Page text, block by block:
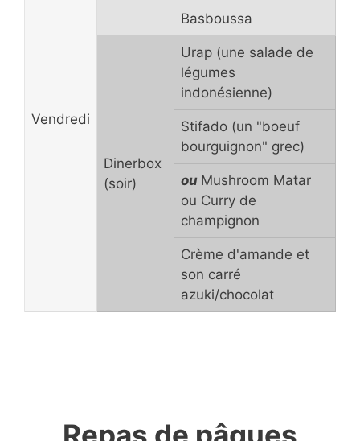
Vendredi
Basboussa
Dinerbox
(soir)
Urap (une salade de
légumes
indonésienne)
Stifado (un "boeuf
bourguignon" grec)
ou Mushroom Matar
ou Curry de
champignon
Crème d'amande et
son carré
azuki/chocolat